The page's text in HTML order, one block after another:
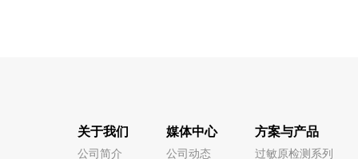
关于我们
公司简介
媒体中心
公司动态
方案与产品
过敏原检测系列